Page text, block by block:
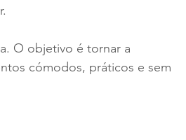
O objetivo é tornar a
cómodos, práticos e sem